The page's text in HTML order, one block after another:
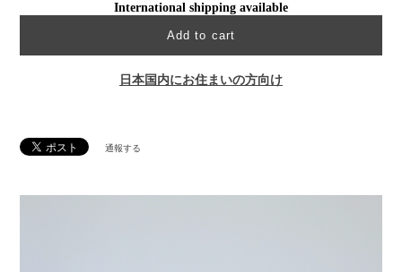
International shipping available
Add to cart
日本国内にお住まいの方向け
通報する